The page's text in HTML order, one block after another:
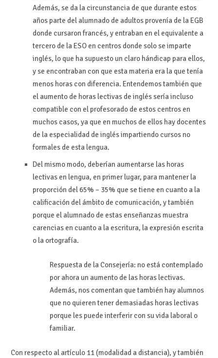
Además, se da la circunstancia de que durante estos
años parte del alumnado de adultos provenía de la EGB
donde cursaron francés, y entraban en el equivalente a
tercero de la ESO en centros donde solo se imparte
inglés, lo que ha supuesto un claro hándicap para ellos,
y se encontraban con que esta materia era la que tenía
menos horas con diferencia. Entendemos también que
el aumento de horas lectivas de inglés sería incluso
compatible con el profesorado de estos centros en
muchos casos, ya que en muchos de ellos hay docentes
de la especialidad de inglés impartiendo cursos no
formales de esta lengua.
Del mismo modo, deberían aumentarse las horas
lectivas en lengua, en primer lugar, para mantener la
proporción del 65% – 35% que se tiene en cuanto a la
calificación del ámbito de comunicación, y también
porque el alumnado de estas enseñanzas muestra
carencias en cuanto a la escritura, la expresión escrita
o la ortografía.
Respuesta de la Consejería: no está contemplado
por ahora un aumento de las horas lectivas.
Además, nos comentan que también hay alumnos
que no quieren tener demasiadas horas lectivas
porque les puede interferir con su vida laboral o
familiar.
Con respecto al artículo 11 (modalidad a distancia), y también